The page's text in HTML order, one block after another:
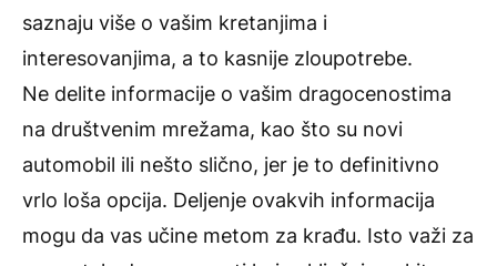
saznaju više o vašim kretanjima i
interesovanjima, a to kasnije zloupotrebe.
Ne delite informacije o vašim dragocenostima
na društvenim mrežama, kao što su novi
automobil ili nešto slično, jer je to definitivno
vrlo loša opcija. Deljenje ovakvih informacija
mogu da vas učine metom za krađu. Isto važi za